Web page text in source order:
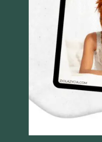
Szybki podgląd